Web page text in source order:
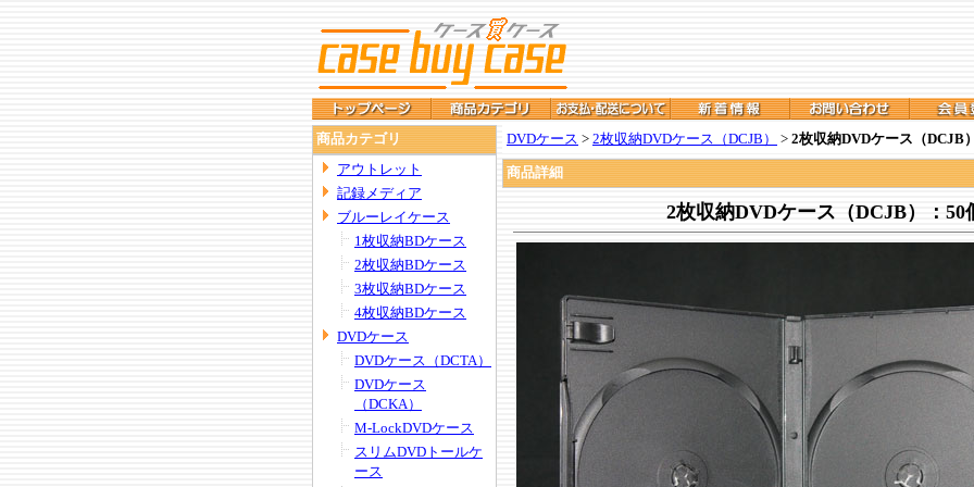
商品カテゴリ
アウトレット
記録メディア
ブルーレイケース
1枚収納BDケース
2枚収納BDケース
3枚収納BDケース
4枚収納BDケース
DVDケース
DVDケース（DCTA）
DVDケース
（DCKA）
M-LockDVDケース
スリムDVDトールケ
ース
DVDケース > 2枚収納DVDケース（DCJB） > 2枚収納DVDケース（DCJB
商品詳細
2枚収納DVDケース（DCJB）：50